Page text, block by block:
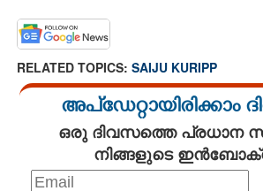
RELATED TOPICS: SAIJU KURIPP
അപ്ഡേറ്റായിരിക്കാം
ഒരു ദിവസത്തെ പ്രധാന
നിങ്ങളുടെ